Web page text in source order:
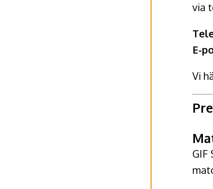
via
E-
Vi
GIF